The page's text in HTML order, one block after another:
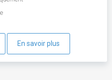
En savoir plus